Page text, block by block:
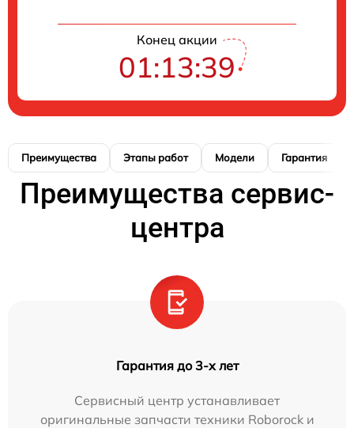
Конец акции
01:13:38
Преимущества Этапы работ Модели Гарантия
Преимущества сервис-
центра
Гарантия до 3-х лет
Сервисный центр устанавливает
оригинальные запчасти техники Roborock и